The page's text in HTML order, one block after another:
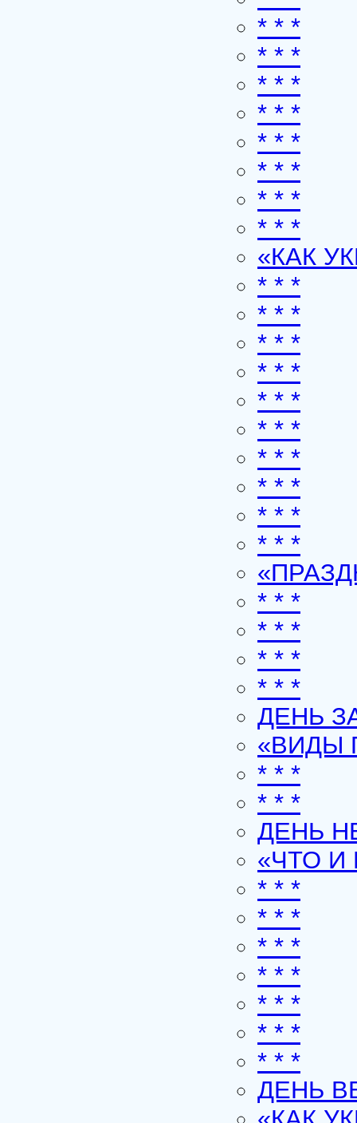
* * *
* * *
* * *
* * *
* * *
* * *
* * *
* * *
«КАК
* * *
* * *
* * *
* * *
* * *
* * *
* * *
* * *
* * *
* * *
* * *
* * *
* * *
* * *
ДЕНЬ
«ВИДЫ
* * *
* * *
ДЕНЬ
«ЧТО И
* * *
* * *
* * *
* * *
* * *
* * *
* * *
ДЕНЬ